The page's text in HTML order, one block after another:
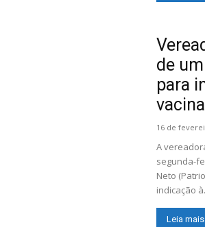
de
para
16 de
A
segunda-
Neto
indicação
Leia mais